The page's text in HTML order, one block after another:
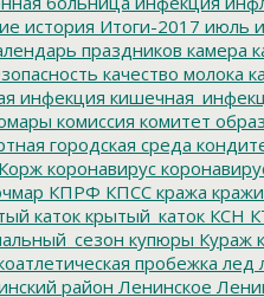
история Итоги-2017 июль
праздников камера
качество молока
инфекция
комиссия комитет
городская среда
Корж коронавирус
КПРФ КПСС кража кражи
каток крытый_каток КСН
купюры Кураж
пробежка лед
район Ленинское